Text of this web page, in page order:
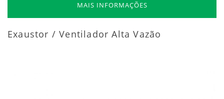
MAIS INFORMAÇÕES
Exaustor / Ventilador Alta Vazão